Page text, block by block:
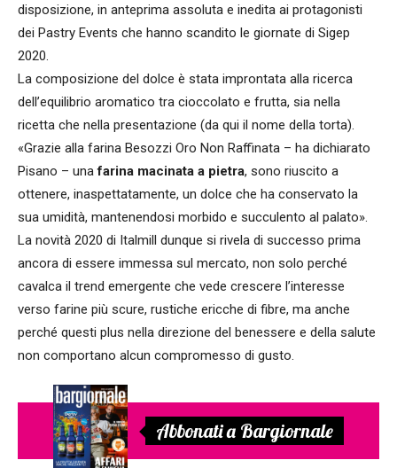
disposizione, in anteprima assoluta e inedita ai protagonisti
dei Pastry Events che hanno scandito le giornate di Sigep
2020.
La composizione del dolce è stata improntata alla ricerca
dell’equilibrio aromatico tra cioccolato e frutta, sia nella
ricetta che nella presentazione (da qui il nome della torta).
«Grazie alla farina Besozzi Oro Non Raffinata – ha dichiarato
Pisano – unafarina macinata a pietra, sono riuscito a
ottenere, inaspettatamente, un dolce che ha conservato la
sua umidità, mantenendosi morbido e succulento al palato».
La novità 2020 di Italmill dunque si rivela di successo prima
ancora di essere immessa sul mercato, non solo perché
cavalca il trend emergente che vede crescere l’interesse
verso farine più scure, rustiche ericche di fibre, ma anche
perché questi plus nella direzione del benessere e della salute
non comportano alcun compromesso di gusto.
Abbonati a Bargiornale